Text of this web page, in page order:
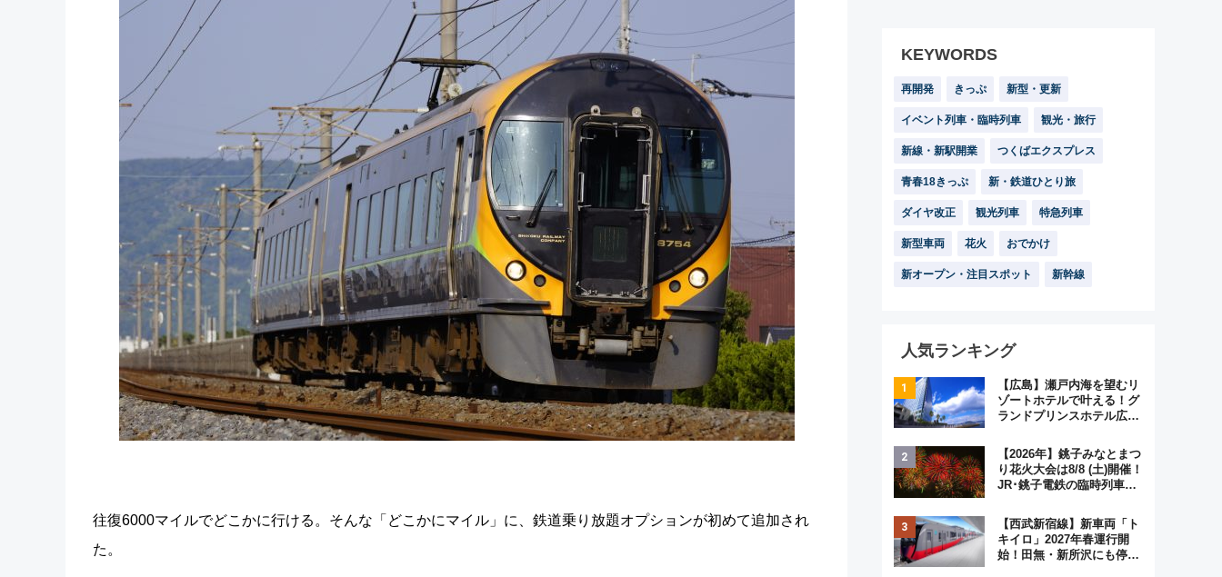
往復6000マイルでどこかに行ける。そんな「どこかにマイル」に、鉄道乗り放題オプションが初めて追加され
た。
KEYWORDS
再開発 きっぷ 新型・更新
イベント列車・臨時列車 観光・旅行
新線・新駅開業 つくばエクスプレス
青春18きっぷ 新・鉄道ひとり旅
ダイヤ改正 観光列車 特急列車
新型車両 花火 おでかけ
新オープン・注目スポット 新幹線
人気ランキング
【広島】瀬戸内海を望むリ
ゾートホテルで叶える！グ
ランドプリンスホテル広島
ジュアルパーティープラン
【2026年】銚子みなとまつ
り花火大会は8/8 (土)開催！
JR･銚子電鉄の臨時列車や
く8,000発の大迫力＆屋台
を満喫
【西武新宿線】新車両「ト
キイロ」2027年春運行開
始！田無・新所沢にも停